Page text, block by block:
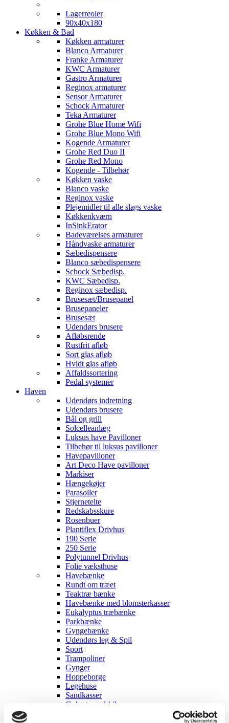
Lagerreoler
90x40x180
Køkken & Bad
Køkken armaturer
Blanco Armaturer
Franke Armaturer
KWC Armaturer
Gastro Armaturer
Reginox armaturer
Sensor Armaturer
Schock Armaturer
Teka Armaturer
Grohe Blue Home Wifi
Grohe Blue Mono Wifi
Kogende Armaturer
Grohe Red Duo II
Grohe Red Mono
Kogende - Tilbehør
Køkken vaske
Blanco vaske
Reginox vaske
Plejemidler til alle slags vaske
Køkkenkværn
InSinkErator
Badeværelses armaturer
Håndvaske armaturer
Sæbedispensere
Blanco sæbedispensere
Schock Sæbedisp.
KWC Sæbedisp.
Reginox sæbedisp.
Brusesæt/Brusepanel
Brusepaneler
Brusesæt
Udendørs brusere
Afløbsrende
Rustfrit afløb
Sort glas afløb
Hvidt glas afløb
Affaldssortering
Pedal systemer
Haven
Udendørs indretning
Udendørs brusere
Bål og grill
Solcelleanlæg
Luksus have Pavilloner
Tilbehør til luksus pavilloner
Havepavilloner
Art Deco Have pavilloner
Markiser
Hængekøjer
Parasoller
Stjernetelte
Redskabsskure
Rosenbuer
Plantiflex Drivhus
190 Serie
250 Serie
Polytunnel Drivhus
Folie væksthuse
Havebænke
Rundt om træet
Teaktræ bænke
Havebænke med blomsterkasser
Eukalyptus træbænke
Parkbænke
Gyngebænke
Udendørs leg & Spil
Sport
Trampoliner
Gynger
Hoppeborge
Legehuse
Sandkasser
Gokart og el-biler